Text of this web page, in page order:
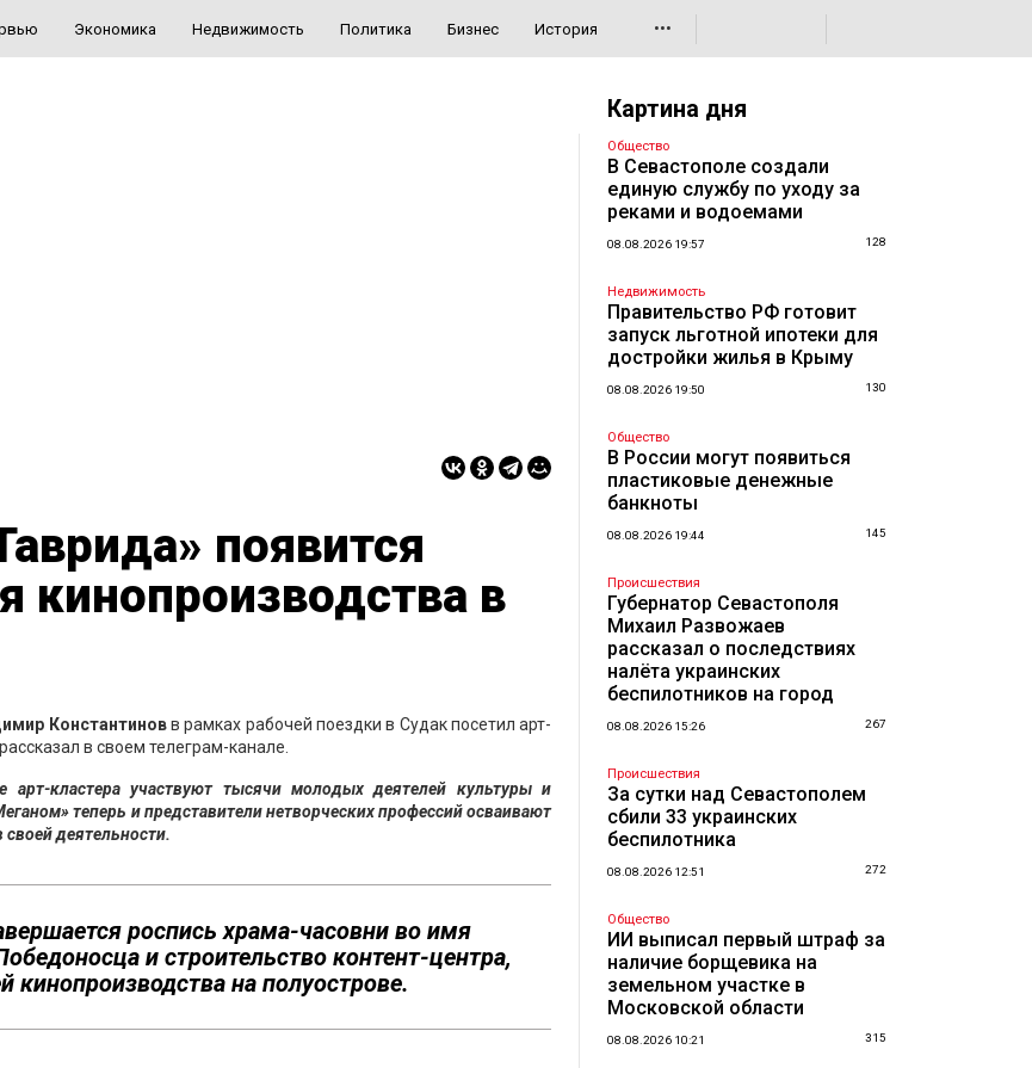
Экономика Недвижимость Политика Бизнес История •••
появится
кинопроизводства в
Константиновв рамках рабочей поездки в Судак посетил арт-
в своем телеграм-канале.
арт-кластера участвуют тысячи молодых деятелей культуры и
теперь и представители нетворческих профессий осваивают
деятельности.
роспись храма-часовни во имя
и строительство контент-центра,
кинопроизводства на полуострове.
Картина дня
Общество
В Севастополе создали
единую службу по уходу за
реками и водоемами
08.08.2026 19:57 128
Недвижимость
Правительство РФ готовит
запуск льготной ипотеки для
достройки жилья в Крыму
08.08.2026 19:50 130
Общество
В России могут появиться
пластиковые денежные
банкноты
08.08.2026 19:44 145
Происшествия
Губернатор Севастополя
Михаил Развожаев
рассказал о последствиях
налёта украинских
беспилотников на город
08.08.2026 15:26 267
Происшествия
За сутки над Севастополем
сбили 33 украинских
беспилотника
08.08.2026 12:51 272
Общество
ИИ выписал первый штраф за
наличие борщевика на
земельном участке в
Московской области
08.08.2026 10:21 315